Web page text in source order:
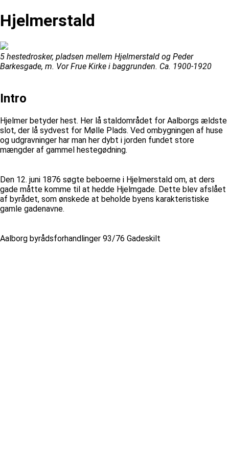
Hjelmerstald
5 hestedrosker, pladsen mellem Hjelmerstald og Peder
Barkesgade, m. Vor Frue Kirke i baggrunden. Ca. 1900-1920
Intro
Hjelmer betyder hest. Her lå staldområdet for Aalborgs ældste
slot, der lå sydvest for Mølle Plads. Ved ombygningen af huse
og udgravninger har man her dybt i jorden fundet store
mængder af gammel hestegødning.
Den 12. juni 1876 søgte beboerne i Hjelmerstald om, at ders
gade måtte komme til at hedde Hjelmgade. Dette blev afslået
af byrådet, som ønskede at beholde byens karakteristiske
gamle gadenavne.
Aalborg byrådsforhandlinger 93/76 Gadeskilt